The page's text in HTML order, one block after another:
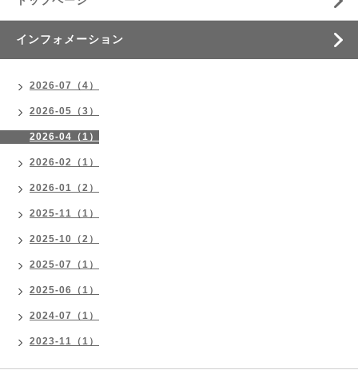
インフォメーション
2026-07（4）
2026-05（3）
2026-04（1）
2026-02（1）
2026-01（2）
2025-11（1）
2025-10（2）
2025-07（1）
2025-06（1）
2024-07（1）
2023-11（1）